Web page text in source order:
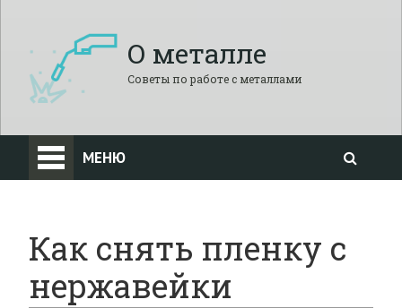
О металле
Советы по работе с металлами
МЕНЮ
Как снять пленку с
нержавейки